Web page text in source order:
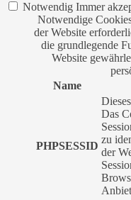
Notwendig Immer
Notwendige
der Website
die grundlegende
Website
Name
PHPSESSID
Das
zu
der